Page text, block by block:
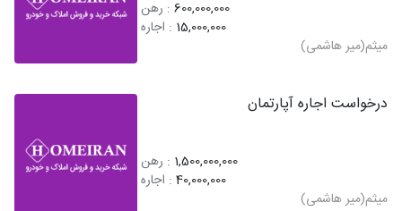
600,000,000 : رهن
15,000,000 : اجاره
میثم(میر هاشمی)
درخواست اجاره آپارتمان
1,500,000,000 : رهن
40,000,000 : اجاره
میثم(میر هاشمی)